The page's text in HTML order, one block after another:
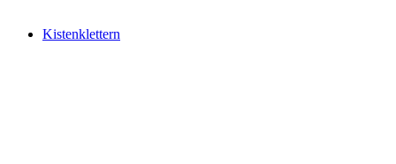
Kistenklettern